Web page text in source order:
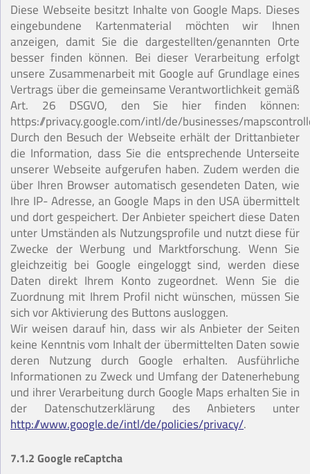
Diese Webseite besitzt Inhalte von Google Maps. Dieses
eingebundene Kartenmaterial möchten wir Ihnen
anzeigen, damit Sie die dargestellten/genannten Orte
besser finden können. Bei dieser Verarbeitung erfolgt
unsere Zusammenarbeit mit Google auf Grundlage eines
Vertrags über die gemeinsame Verantwortlichkeit gemäß
Art. 26 DSGVO, den Sie hier finden können:
https://privacy.google.com/intl/de/businesses/
Durch den Besuch der Webseite erhält der Drittanbieter
die Information, dass Sie die entsprechende Unterseite
unserer Webseite aufgerufen haben. Zudem werden die
über Ihren Browser automatisch gesendeten Daten, wie
Ihre IP- Adresse, an Google Maps in den USA übermittelt
und dort gespeichert. Der Anbieter speichert diese Daten
unter Umständen als Nutzungsprofile und nutzt diese für
Zwecke der Werbung und Marktforschung. Wenn Sie
gleichzeitig bei Google eingeloggt sind, werden diese
Daten direkt Ihrem Konto zugeordnet. Wenn Sie die
Zuordnung mit Ihrem Profil nicht wünschen, müssen Sie
sich vor Aktivierung des Buttons ausloggen.
Wir weisen darauf hin, dass wir als Anbieter der Seiten
keine Kenntnis vom Inhalt der übermittelten Daten sowie
deren Nutzung durch Google erhalten. Ausführliche
Informationen zu Zweck und Umfang der Datenerhebung
und ihrer Verarbeitung durch Google Maps erhalten Sie in
der Datenschutzerklärung des Anbieters unter
http://www.google.de/intl/de/policies/privacy/.
7.1.2 Google reCaptcha